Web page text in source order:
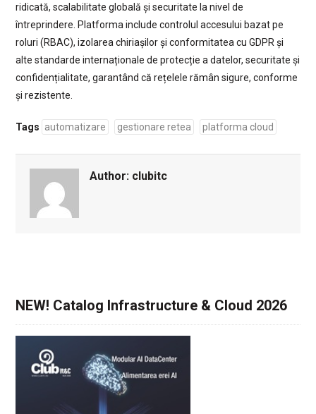
ridicată, scalabilitate globală și securitate la nivel de
întreprindere. Platforma include controlul accesului bazat pe
roluri (RBAC), izolarea chiriașilor și conformitatea cu GDPR și
alte standarde internaționale de protecție a datelor, securitate și
confidențialitate, garantând că rețelele rămân sigure, conforme
și rezistente.
Tags automatizare gestionare retea platforma cloud
Author: clubitc
NEW! Catalog Infrastructure & Cloud 2026